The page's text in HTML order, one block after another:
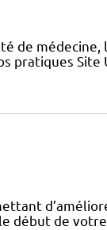
de médecine,
pratiques Site
début de